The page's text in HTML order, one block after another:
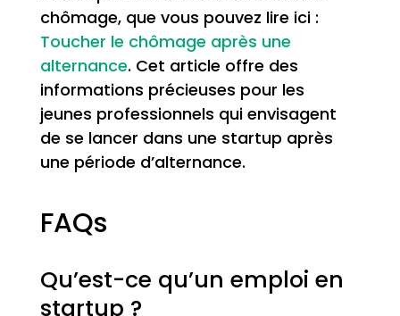
chômage, que vous pouvez lire ici :
Toucher le chômage après une
alternance. Cet article offre des
informations précieuses pour les
jeunes professionnels qui envisagent
de se lancer dans une startup après
une période d’alternance.
FAQs
Qu’est-ce qu’un emploi en
startup ?